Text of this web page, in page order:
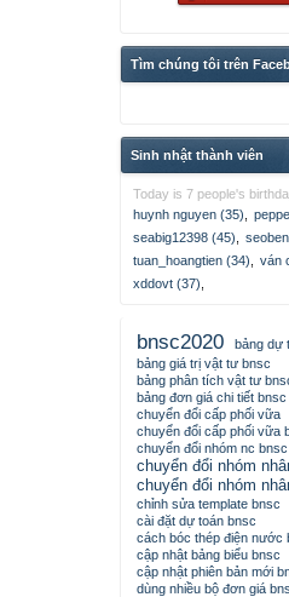
Tìm chúng tôi trên
Sinh nhật thành viên
Today is 7 people's
huynh nguyen (35)
seabig12398 (45)
tuan_hoangtien (34)
ván
xddovt (37)
bnsc2020
bảng dự
bảng giá trị vật tư bnsc
bảng phân tích vật tư
bảng đơn giá chi tiết bnsc
chuyển đổi cấp phối vữa
chuyển đổi cấp phối vữa
chuyển đổi nhóm nc bnsc
chuyển đổi nhóm
chuyển đổi nhóm
chỉnh sửa template bnsc
cài đặt dự toán bnsc
cách bóc thép điện nước
cập nhật bảng biểu bnsc
cập nhật phiên bản mới
dùng nhiều bộ đơn giá